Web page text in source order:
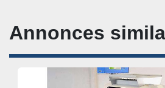
Annonces